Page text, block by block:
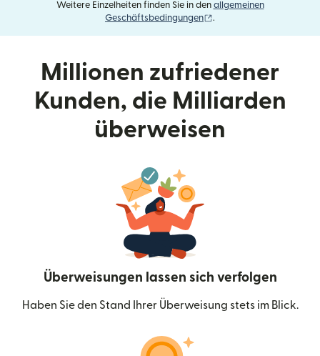
Weitere Einzelheiten finden Sie in den allgemeinen
Geschäftsbedingungen
.
Millionen zufriedener
Kunden, die Milliarden
überweisen
Überweisungen lassen sich verfolgen
Haben Sie den Stand Ihrer Überweisung stets im Blick.